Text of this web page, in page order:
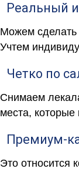
Реальный
Можем сделать
Учтем
Четко по
Снимаем
места,
Премиум-
Это относится